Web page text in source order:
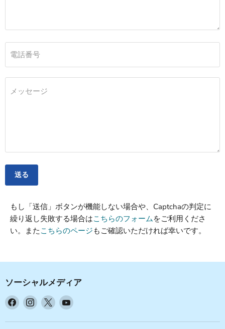
電話番号
メッセージ
送る
もし「送信」ボタンが機能しない場合や、Captchaの判定に
繰り返し失敗する場合はこちらのフォームをご利用くださ
い。またこちらのページ もご確認いただければ幸いです。
ソーシャルメディア
Facebook
見
Instagram
見
X
見
YouTube
見